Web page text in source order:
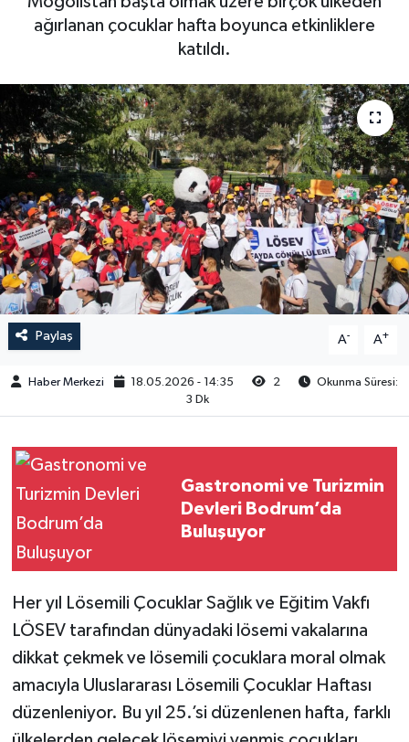
ağırlanan çocuklar hafta boyunca etkinliklere
katıldı.
Paylaş A- A+
Haber Merkezi 18.05.2026 - 14:35 2
Okunma Süresi:
3 Dk
Gastronomi ve Turizmin
Devleri Bodrum’da
Buluşuyor
Her yıl Lösemili Çocuklar Sağlık ve Eğitim Vakfı
LÖSEV tarafından dünyadaki lösemi vakalarına
dikkat çekmek ve lösemili çocuklara moral olmak
amacıyla Uluslararası Lösemili Çocuklar Haftası
düzenleniyor. Bu yıl 25.’si düzenlenen hafta, farklı